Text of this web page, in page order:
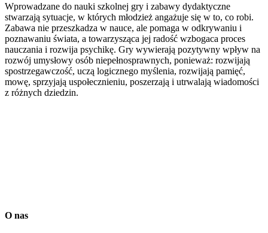
Wprowadzane do nauki szkolnej gry i zabawy dydaktyczne
stwarzają sytuacje, w których młodzież angażuje się w to, co robi.
Zabawa nie przeszkadza w nauce, ale pomaga w odkrywaniu i
poznawaniu świata, a towarzysząca jej radość wzbogaca proces
nauczania i rozwija psychikę. Gry wywierają pozytywny wpływ na
rozwój umysłowy osób niepełnosprawnych, ponieważ: rozwijają
spostrzegawczość, uczą logicznego myślenia, rozwijają pamięć,
mowę, sprzyjają uspołecznieniu, poszerzają i utrwalają wiadomości
z różnych dziedzin.
O nas